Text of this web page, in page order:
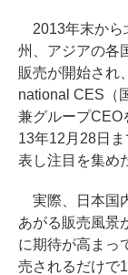
2013年末から
州、アジアの各
販売が開始され
national CES（
兼グループCEO
13年12月28日
表し注目を集め
実際、日本国
あがる販売風景
に期待が高まっ
売されるだけで